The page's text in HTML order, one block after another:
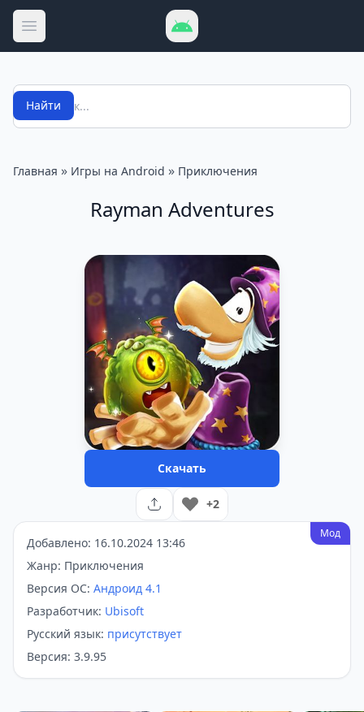
Открыть меню
Поиск
Найти
Главная » Игры на Android » Приключения
Rayman Adventures
Скачать
+2
Мод
Добавлено: 16.10.2024 13:46
Жанр: Приключения
Версия ОС: Андроид 4.1
Разработчик: Ubisoft
Русский язык: присутствует
Версия: 3.9.95